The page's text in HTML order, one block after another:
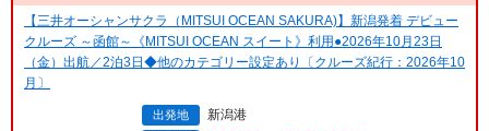
【三井オーシャンサクラ（MITSUI OCEAN SAKURA)】新潟発着 デビュー
クルーズ ～函館～《MITSUI OCEAN スイート》利用●2026年10月23日
（金）出航／2泊3日◆他のカテゴリー設定あり〔クルーズ紀行：2026年10
月〕
出発地 新潟港